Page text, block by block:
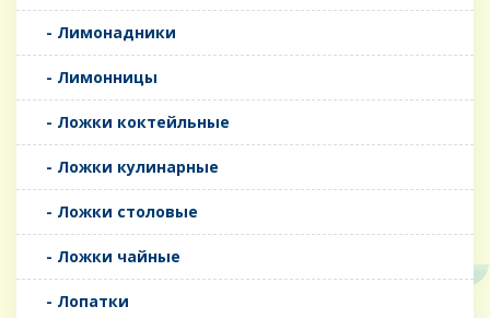
- Лимонадники
- Лимонницы
- Ложки коктейльные
- Ложки кулинарные
- Ложки столовые
- Ложки чайные
- Лопатки